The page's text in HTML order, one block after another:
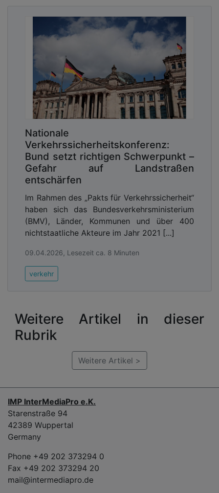
Nationale
Verkehrssicherheitskonferenz:
Bund setzt richtigen Schwerpunkt –
Gefahr auf Landstraßen
entschärfen
Im Rahmen des „Pakts für Verkehrssicherheit“
haben sich das Bundesverkehrsministerium
(BMV), Länder, Kommunen und über 400
nichtstaatliche Akteure im Jahr 2021 [...]
09.04.2026, Lesezeit ca. 8 Minuten
verkehr
Weitere Artikel in dieser
Rubrik
Weitere Artikel >
IMP InterMediaPro e.K.
Starenstraße 94
42389 Wuppertal
Germany
Phone +49 202 373294 0
Fax +49 202 373294 20
mail@intermediapro.de